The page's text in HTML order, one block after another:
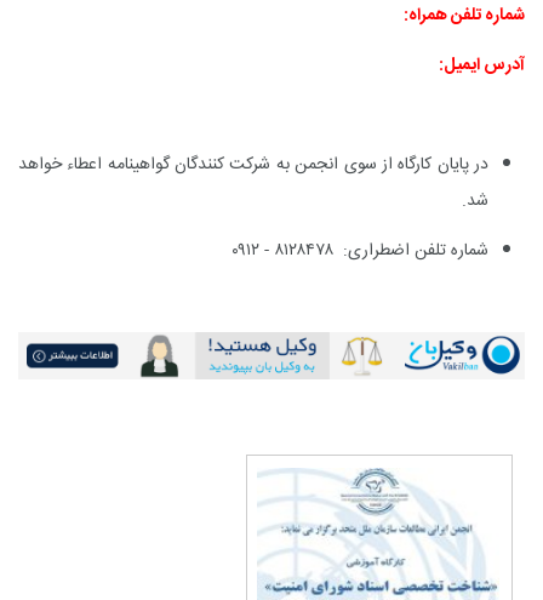
شماره تلفن همراه:
آدرس ایمیل:
در پایان کارگاه از سوی انجمن به شرکت کنندگان گواهینامه اعطاء خواهد
شد.
شماره تلفن اضطراری: ۸۱۲۸۴۷۸ - ۰۹۱۲